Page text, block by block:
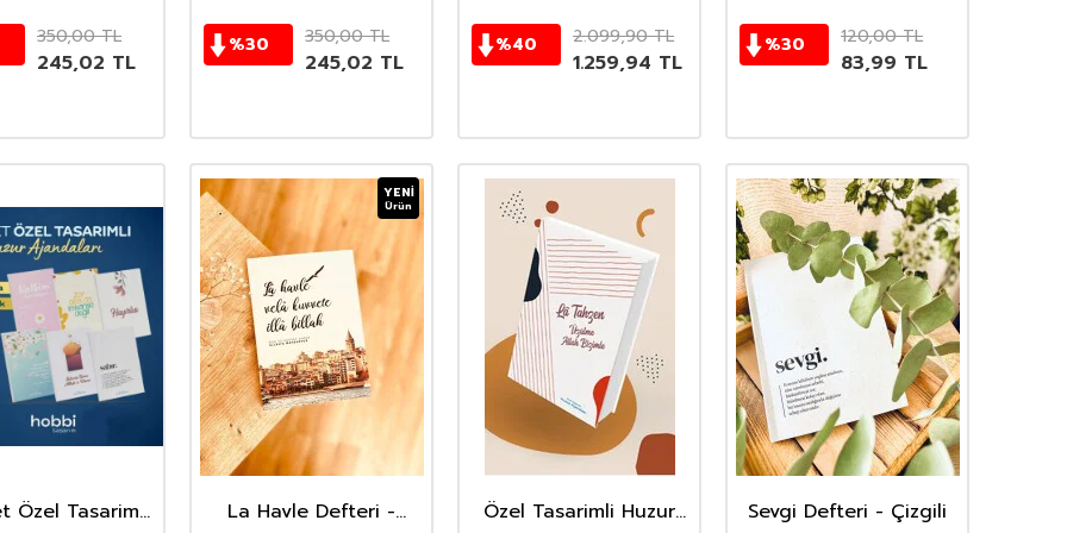
350,00TL
245,02 TL
%30 350,00TL
245,02 TL
%40 2.099,90TL
1.259,94 TL
%30 120,00TL
83,99 TL
Özel Tasarimli
YENI
Ürün
La Havle Defteri -
Özel Tasarimli Huzur
Sevgi Defteri - Çizgili